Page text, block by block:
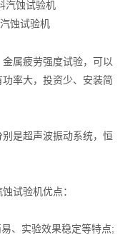
蚀试验机
属疲劳强度试验，可以
率大，投资少、安装简
是超声波振动系统，恒
试验机优点：
、实验效果稳定等特点;